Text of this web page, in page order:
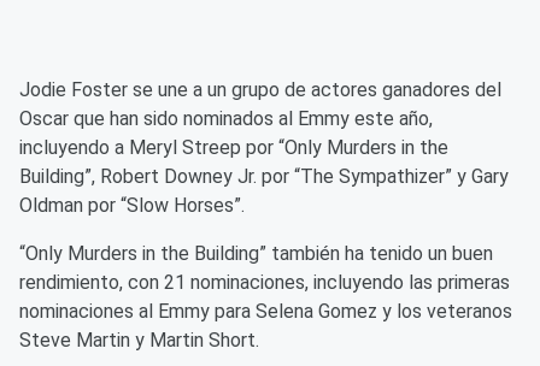
Jodie Foster se une a un grupo de actores ganadores del
Oscar que han sido nominados al Emmy este año,
incluyendo a Meryl Streep por “Only Murders in the
Building”, Robert Downey Jr. por “The Sympathizer” y Gary
Oldman por “Slow Horses”.
“Only Murders in the Building” también ha tenido un buen
rendimiento, con 21 nominaciones, incluyendo las primeras
nominaciones al Emmy para Selena Gomez y los veteranos
Steve Martin y Martin Short.